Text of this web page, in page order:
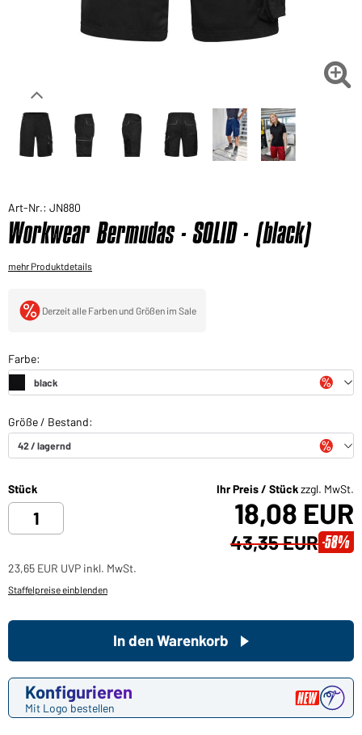
Sie möchten gerne für Ihren privaten Bedarf
einkaufen?

Art-Nr.: JN880
Workwear Bermudas - SOLID - (black)
mehr Produktdetails
Derzeit alle Farben und Größen im Sale
Stück Ihr Preis / Stückzzgl. MwSt.
18,08 EUR
43,35 EUR -58%
23,65 EUR UVP inkl. MwSt.
Staffelpreise einblenden
Konfigurieren
Mit Logo bestellen
In den Warenkorb